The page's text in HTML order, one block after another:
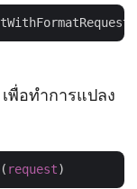
เพื่อทำการแปลง
( request